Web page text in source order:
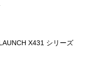
X431 シリーズ